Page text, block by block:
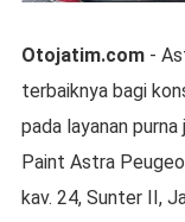
Otojatim.com-
terbaiknya bagi
pada layanan
Paint Astra
kav. 24, Sunter II,